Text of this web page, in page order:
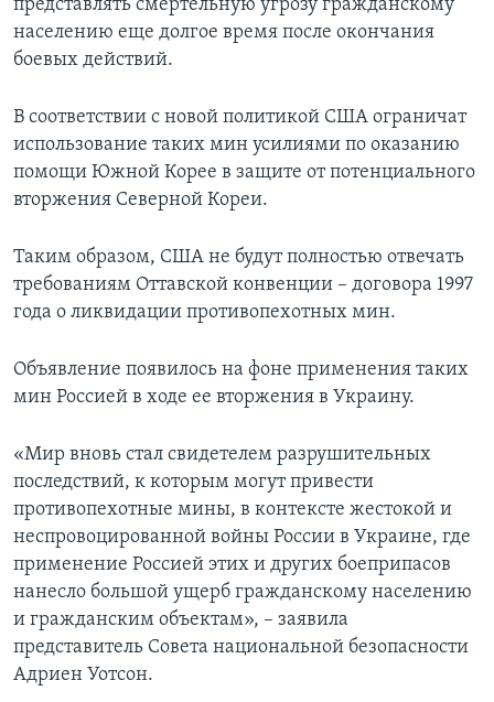
представлять смертельную угрозу гражданскому
населению еще долгое время после окончания
боевых действий.
В соответствии с новой политикой США ограничат
использование таких мин усилиями по оказанию
помощи Южной Корее в защите от потенциального
вторжения Северной Кореи.
Таким образом, США не будут полностью отвечать
требованиям Оттавской конвенции – договора 1997
года о ликвидации противопехотных мин.
Объявление появилось на фоне применения таких
мин Россией в ходе ее вторжения в Украину.
«Мир вновь стал свидетелем разрушительных
последствий, к которым могут привести
противопехотные мины, в контексте жестокой и
неспровоцированной войны России в Украине, где
применение Россией этих и других боеприпасов
нанесло большой ущерб гражданскому населению
и гражданским объектам», – заявила
представитель Совета национальной безопасности
Адриен Уотсон.